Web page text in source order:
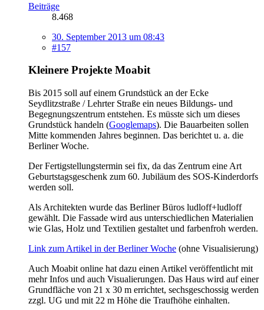
Beiträge
8.468
30. September 2013 um 08:43
#157
Kleinere Projekte Moabit
Bis 2015 soll auf einem Grundstück an der Ecke
Seydlitzstraße / Lehrter Straße ein neues Bildungs- und
Begegnungszentrum entstehen. Es müsste sich um dieses
Grundstück handeln (Googlemaps). Die Bauarbeiten sollen
Mitte kommenden Jahres beginnen. Das berichtet u. a. die
Berliner Woche.
Der Fertigstellungstermin sei fix, da das Zentrum eine Art
Geburtstagsgeschenk zum 60. Jubiläum des SOS-Kinderdorfs
werden soll.
Als Architekten wurde das Berliner Büros ludloff+ludloff
gewählt. Die Fassade wird aus unterschiedlichen Materialien
wie Glas, Holz und Textilien gestaltet und farbenfroh werden.
Link zum Artikel in der Berliner Woche (ohne Visualisierung)
Auch Moabit online hat dazu einen Artikel veröffentlicht mit
mehr Infos und auch Visualierungen. Das Haus wird auf einer
Grundfläche von 21 x 30 m errichtet, sechsgeschossig werden
zzgl. UG und mit 22 m Höhe die Traufhöhe einhalten.